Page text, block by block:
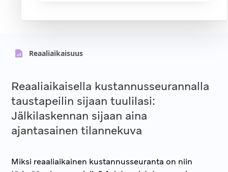
Reaaliaikaisuus
Reaaliaikaisella kustannusseurannalla
taustapeilin sijaan tuulilasi:
Jälkilaskennan sijaan aina
ajantasainen tilannekuva
Miksi reaaliaikainen kustannusseuranta on niin